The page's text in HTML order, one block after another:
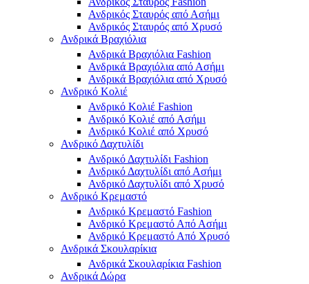
Ανδρικός Σταυρός από Ασήμι
Ανδρικός Σταυρός από Χρυσό
Ανδρικά Βραχιόλια
Ανδρικά Βραχιόλια Fashion
Ανδρικά Βραχιόλια από Ασήμι
Ανδρικά Βραχιόλια από Χρυσό
Ανδρικό Κολιέ
Ανδρικό Κολιέ Fashion
Ανδρικό Κολιέ από Ασήμι
Ανδρικό Κολιέ από Χρυσό
Ανδρικό Δαχτυλίδι
Ανδρικό Δαχτυλίδι Fashion
Ανδρικό Δαχτυλίδι από Ασήμι
Ανδρικό Δαχτυλίδι από Χρυσό
Ανδρικό Κρεμαστό
Ανδρικό Κρεμαστό Fashion
Ανδρικό Κρεμαστό Από Ασήμι
Ανδρικό Κρεμαστό Από Χρυσό
Ανδρικά Σκουλαρίκια
Ανδρικά Σκουλαρίκια Fashion
Ανδρικά Δώρα